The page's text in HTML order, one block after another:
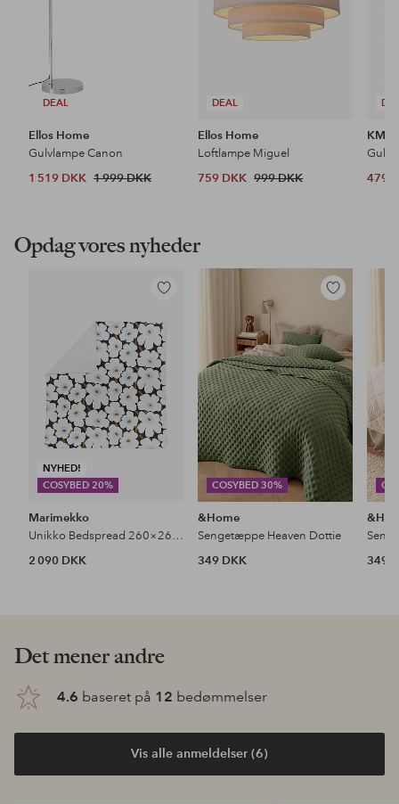
DEAL
Ellos Home
Gulvlampe Canon
1 519 DKK 1 999 DKK
DEAL
Ellos Home
Loftlampe Miguel
759 DKK 999 DKK
KM
479
Opdag vores nyheder
NYHED!
COSYBED 20%
Tilføj
favoritter
Marimekko
Unikko Bedspread 260×260 Cm
2 090 DKK
COSYBED 30%
Tilføj
favoritter
&Home
Sengetæppe Heaven Dottie
349 DKK
349
Det mener andre
4.6 baseret på 12 bedømmelser
Vis alle anmeldelser (6)